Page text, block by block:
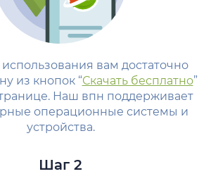
вам достаточно
из кнопок “Скачать бесплатно”
Наш впн поддерживает
операционные системы и
устройства.
Шаг 2